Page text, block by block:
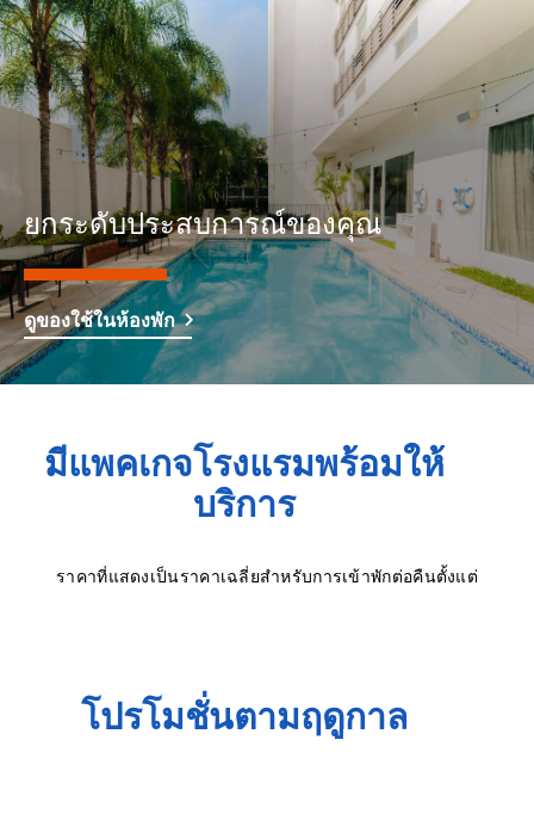
ยกระดับประสบการณ์ของคุณ
ดูของใช้ในห้องพัก
มีแพคเกจโรงแรมพร้อมให้
บริการ
ราคาที่แสดงเป็นราคาเฉลี่ยสำหรับการเข้าพักต่อคืนตั้งแต่
โปรโมชั่นตามฤดูกาล